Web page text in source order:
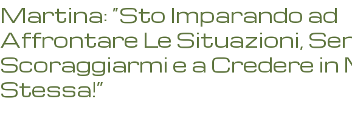
Martina: “Sto Imparando ad
Affrontare Le Situazioni,
Scoraggiarmi e a Credere in
Stessa!”